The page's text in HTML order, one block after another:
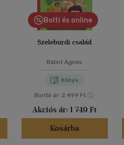
Bolti és online
Szeleburdi család
Bálint Ágnes
Könyv
Borító ár: 2 499 Ft
Akciós ár: 1 749 Ft
Kosárba